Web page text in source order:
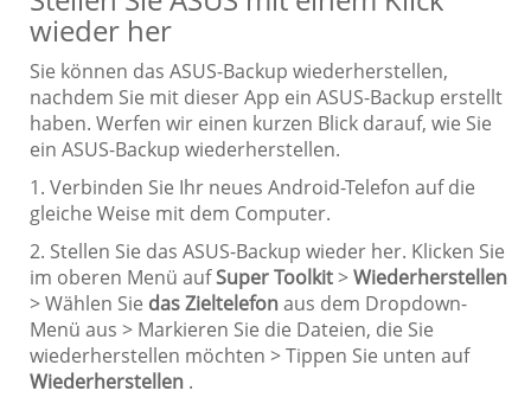
wieder her
Sie können das ASUS-Backup wiederherstellen,
nachdem Sie mit dieser App ein ASUS-Backup erstellt
haben. Werfen wir einen kurzen Blick darauf, wie Sie
ein ASUS-Backup wiederherstellen.
1. Verbinden Sie Ihr neues Android-Telefon auf die
gleiche Weise mit dem Computer.
2. Stellen Sie das ASUS-Backup wieder her. Klicken Sie
im oberen Menü aufSuper Toolkit>Wiederherstellen
> Wählen Sie das Zieltelefonaus dem Dropdown-
Menü aus > Markieren Sie die Dateien, die Sie
wiederherstellen möchten > Tippen Sie unten auf
Wiederherstellen .